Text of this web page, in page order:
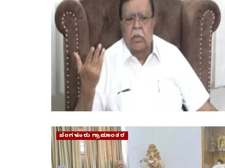
ಬೆಂಗಳೂರು ಗ್ರಾಮಾಂತರ